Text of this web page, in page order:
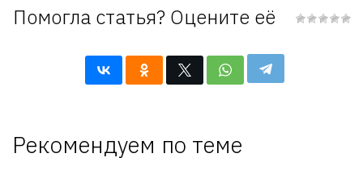
Помогла статья? Оцените её
Рекомендуем по теме